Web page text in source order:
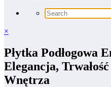
×
Płytka Podłogowa
Elegancja,
Wnętrza